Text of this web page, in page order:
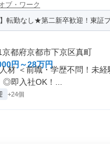
ブ・ワーク
】転勤なし★第二新卒歓迎！東証
都府京都市下京区真町
円～28万円
材 ＜前職・学歴不問！未
即入社OK！...
+24個